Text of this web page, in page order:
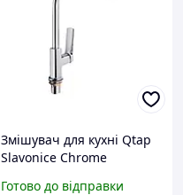
Змішувач для кухні Qtap
Slavonice Chrome
Готово до відправки